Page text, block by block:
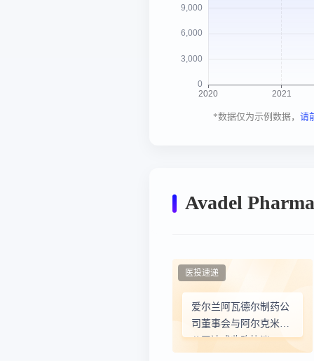
*数据仅为示例数据， 请
Avadel
爱尔兰阿瓦德尔制药公
司董事会与阿尔克米斯
公司达成收购协议
医投速递